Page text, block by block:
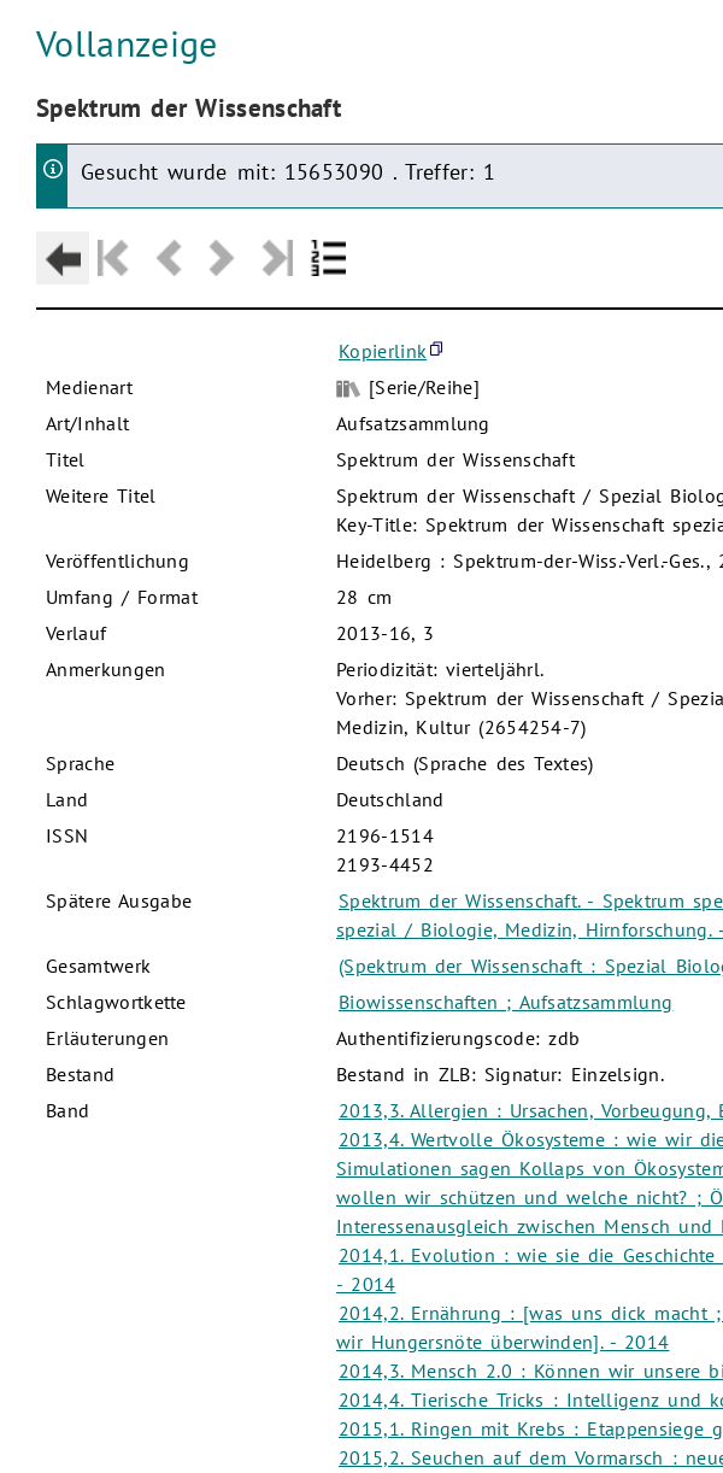
Aktuelle Seite:
Vollanzeige
Aktuelle Seite:
Spektrum der Wissenschaft
Gesucht wurde mit: 15653090 . Treffer: 1
Kopierlink
Medienart
[Serie/Reihe]
Art/Inhalt
Aufsatzsammlung
Titel
Spektrum der Wissenschaft
Weitere Titel
Spektrum der Wissenschaft / Spezial
Key-Title: Spektrum der Wissenschaft
Veröffentlichung
Heidelberg : Spektrum-der-Wiss.-Verl.-
Umfang / Format
28 cm
Verlauf
2013-16, 3
Anmerkungen
Periodizität: vierteljährl.
Vorher: Spektrum der Wissenschaft /
Medizin, Kultur (2654254-7)
Sprache
Deutsch (Sprache des Textes)
Land
Deutschland
ISSN
2196-1514
2193-4452
Spätere Ausgabe
Spektrum der Wissenschaft. - Spektrum
spezial / Biologie, Medizin,
Gesamtwerk
(Spektrum der Wissenschaft : Spezial
Schlagwortkette
Biowissenschaften ; Aufsatzsammlung
Erläuterungen
Authentifizierungscode: zdb
Bestand
Bestand in ZLB: Signatur: Einzelsign.
Band
2013,3. Allergien : Ursachen, Vorbeugung,
2013,4. Wertvolle Ökosysteme : wie wir
Simulationen sagen Kollaps von
wollen wir schützen und welche nicht? ;
Interessenausgleich zwischen Mensch
2014,1. Evolution : wie sie die
- 2014
2014,2. Ernährung : [was uns dick
wir Hungersnöte überwinden]. - 2014
2014,3. Mensch 2.0 : Können wir unsere
2014,4. Tierische Tricks : Intelligenz und
2015,1. Ringen mit Krebs : Etappensiege
2015,2. Seuchen auf dem Vormarsch :